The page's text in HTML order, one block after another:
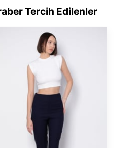
Tercih Edilenler